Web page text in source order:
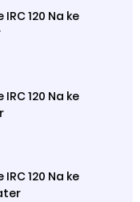
120 Na ke
120 Na ke
120 Na ke